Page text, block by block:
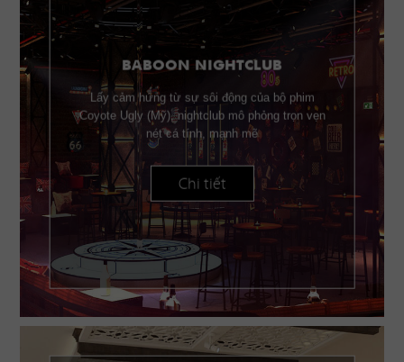
BABOON NIGHTCLUB
Lấy cảm hứng từ sự sôi động của bộ phim
Coyote Ugly (Mỹ), nightclub mô phỏng trọn vẹn
nét cá tính, mạnh mẽ
Chi tiết